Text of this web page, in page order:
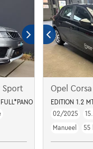
Sport
DAK*ACC*MEMORY
Opel Corsa
EDITION 1.2
02/2025
Manueel
55